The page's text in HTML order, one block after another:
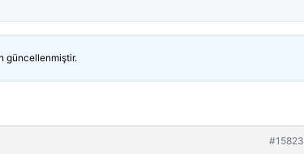
güncellenmiştir.
#15823